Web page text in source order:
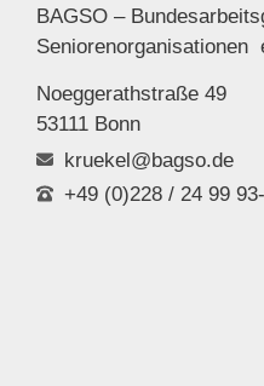
BAGSO –
Seniorenorganisationen
Noeggerathstraße 49
53111 Bonn
kruekel@bagso.de
+49 (0)228 / 24 99